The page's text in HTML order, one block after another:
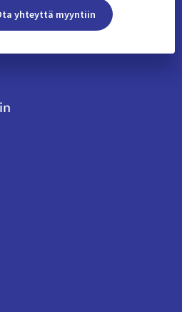
yhteyttä myyntiin